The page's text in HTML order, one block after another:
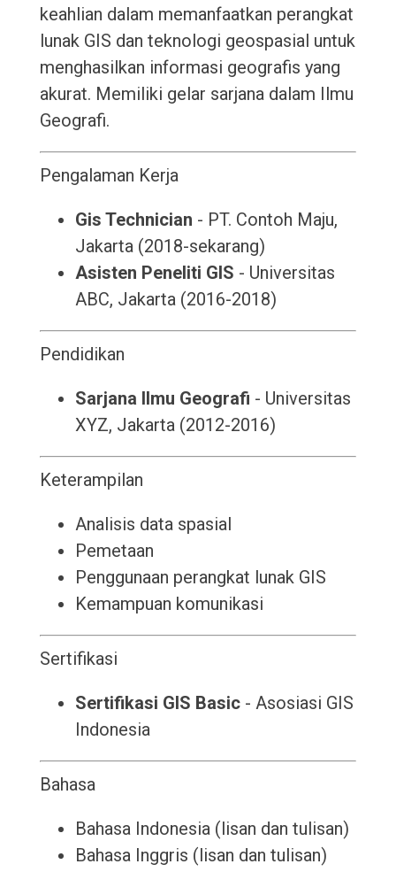
keahlian dalam memanfaatkan perangkat
lunak GIS dan teknologi geospasial untuk
menghasilkan informasi geografis yang
akurat. Memiliki gelar sarjana dalam Ilmu
Geografi.
Pengalaman Kerja
Gis Technician - PT. Contoh Maju,
Jakarta (2018-sekarang)
Asisten Peneliti GIS - Universitas
ABC, Jakarta (2016-2018)
Pendidikan
Sarjana Ilmu Geografi - Universitas
XYZ, Jakarta (2012-2016)
Keterampilan
Analisis data spasial
Pemetaan
Penggunaan perangkat lunak GIS
Kemampuan komunikasi
Sertifikasi
Sertifikasi GIS Basic- Asosiasi GIS
Indonesia
Bahasa
Bahasa Indonesia (lisan dan tulisan)
Bahasa Inggris (lisan dan tulisan)